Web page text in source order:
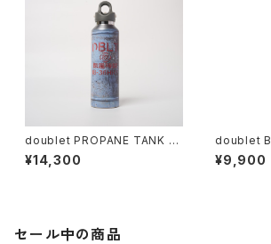
doublet PROPANE TANK W
ATER BOTTLE / MEDIUM
¥14,300
doublet BALLOON KEY RIN
G(Silver)
¥9,900
セール中の商品